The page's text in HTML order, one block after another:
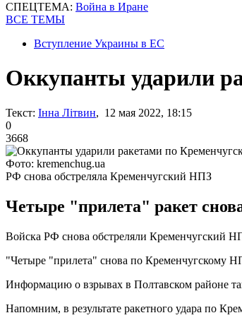
СПЕЦТЕМА: Война в Иране
ВСЕ ТЕМЫ
Вступление Украины в ЕС
Оккупанты ударили
Текст: Інна Літвин, 12 мая 2022, 18:15
0
3668
Фото: kremenchug.ua
РФ снова обстреляла Кременчугский НПЗ
Четыре "прилета" ракет
Войска РФ снова обстреляли Кременчугский
"Четыре "прилета" снова по Кременчугскому
Информацию о взрывах в Полтавском районе
Напомним, в результате ракетного удара по